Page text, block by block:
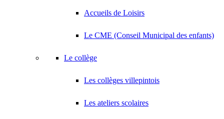
Accueils de Loisirs
Le CME (Conseil Municipal des enfants)
Le collège
Les collèges villepintois
Les ateliers scolaires